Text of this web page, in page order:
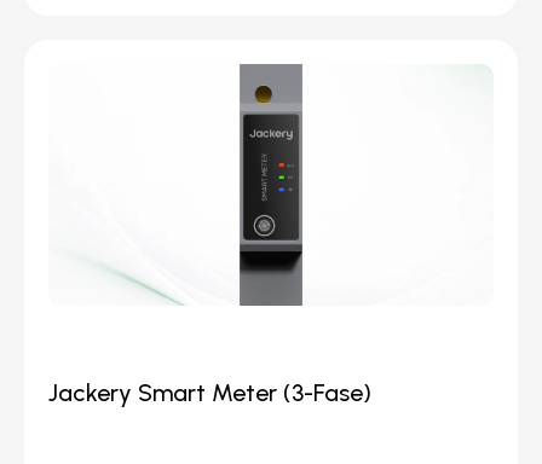
Jackery Smart Meter (3-Fase)